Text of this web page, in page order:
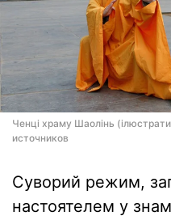
Ченці храму Шаолінь
источников
Суворий режим,
настоятелем у